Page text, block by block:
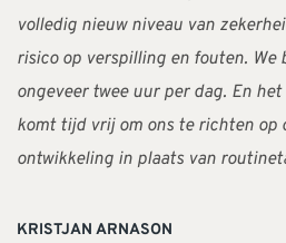
volledig nieuw niveau van
risico op verspilling en fouten. We
ongeveer twee uur per dag. En
komt tijd vrij om ons te richten op
ontwikkeling in plaats van
KRISTJAN ARNASON